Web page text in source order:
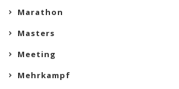
Marathon
Masters
Meeting
Mehrkampf